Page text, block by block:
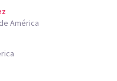
América